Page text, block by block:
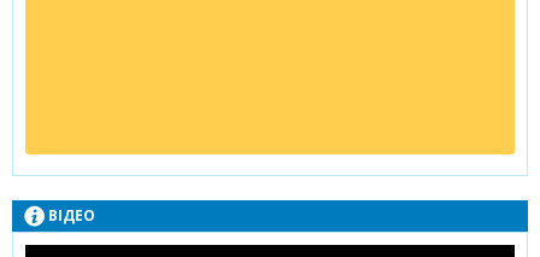
ВІДЕО